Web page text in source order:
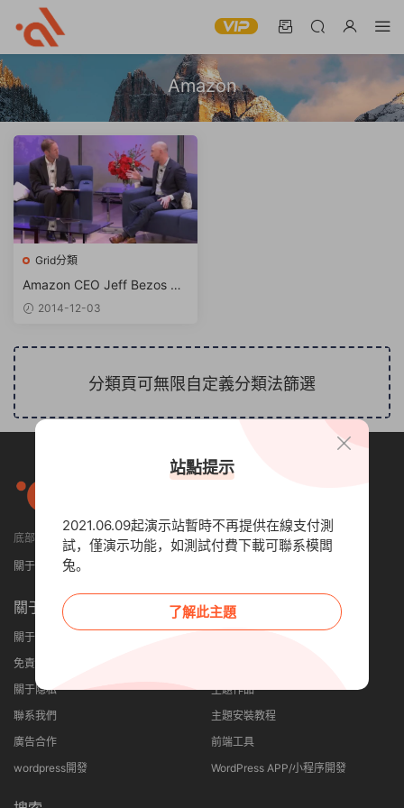
Amazon
Grid分類
Amazon CEO Jeff Bezos 談
及繼任人計劃
2014-12-03
分類頁可無限自定義分類法篩選
底部小工具可設置顯示4列或者5列
關于我們 免責申明
關于
關于我們
免責申明
關于隐私
聯系我們
廣告合作
wordpress開發
其他
主題作品
主題安裝教程
前端工具
WordPress APP/小程序開發
站點提示
2021.06.09起演示站暫時不再提供在線支付測
試，僅演示功能，如測試付費下載可聯系模闆
兔。
了解此主題